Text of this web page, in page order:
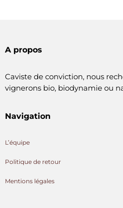
A propos
Caviste de conviction, nous
vignerons bio, biodynamie ou
Navigation
L’équipe
Politique de retour
Mentions légales